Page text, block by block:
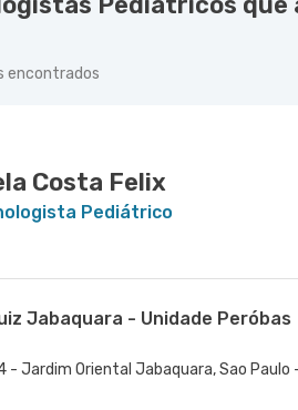
encontrados
Costa Felix
Pediátrico
Jabaquara - Unidade Peróbas
- Jardim Oriental Jabaquara, Sao Paulo